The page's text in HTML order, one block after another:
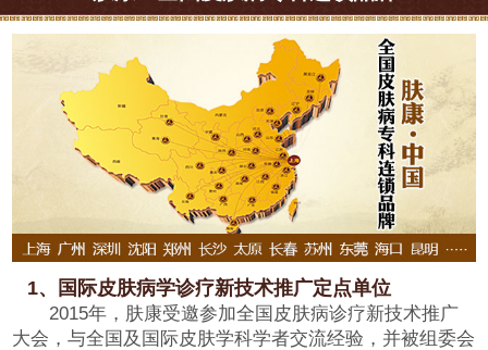
1、国际皮肤病学诊疗新技术推广定点单位
2015年，肤康受邀参加全国皮肤病诊疗新技术推广
大会，与全国及国际皮肤学科学者交流经验，并被组委会